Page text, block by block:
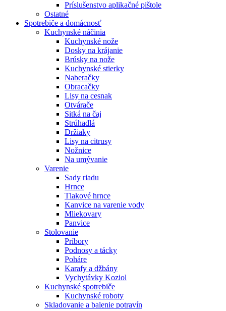
Príslušenstvo aplikačné pištole
Ostatné
Spotrebiče a domácnosť
Kuchynské náčinia
Kuchynské nože
Dosky na krájanie
Brúsky na nože
Kuchynské stierky
Naberačky
Obracačky
Lisy na cesnak
Otvárače
Sitká na čaj
Strúhadlá
Držiaky
Lisy na citrusy
Nožnice
Na umývanie
Varenie
Sady riadu
Hrnce
Tlakové hrnce
Kanvice na varenie vody
Mliekovary
Panvice
Stolovanie
Príbory
Podnosy a tácky
Poháre
Karafy a džbány
Vychytávky Koziol
Kuchynské spotrebiče
Kuchynské roboty
Skladovanie a balenie potravín